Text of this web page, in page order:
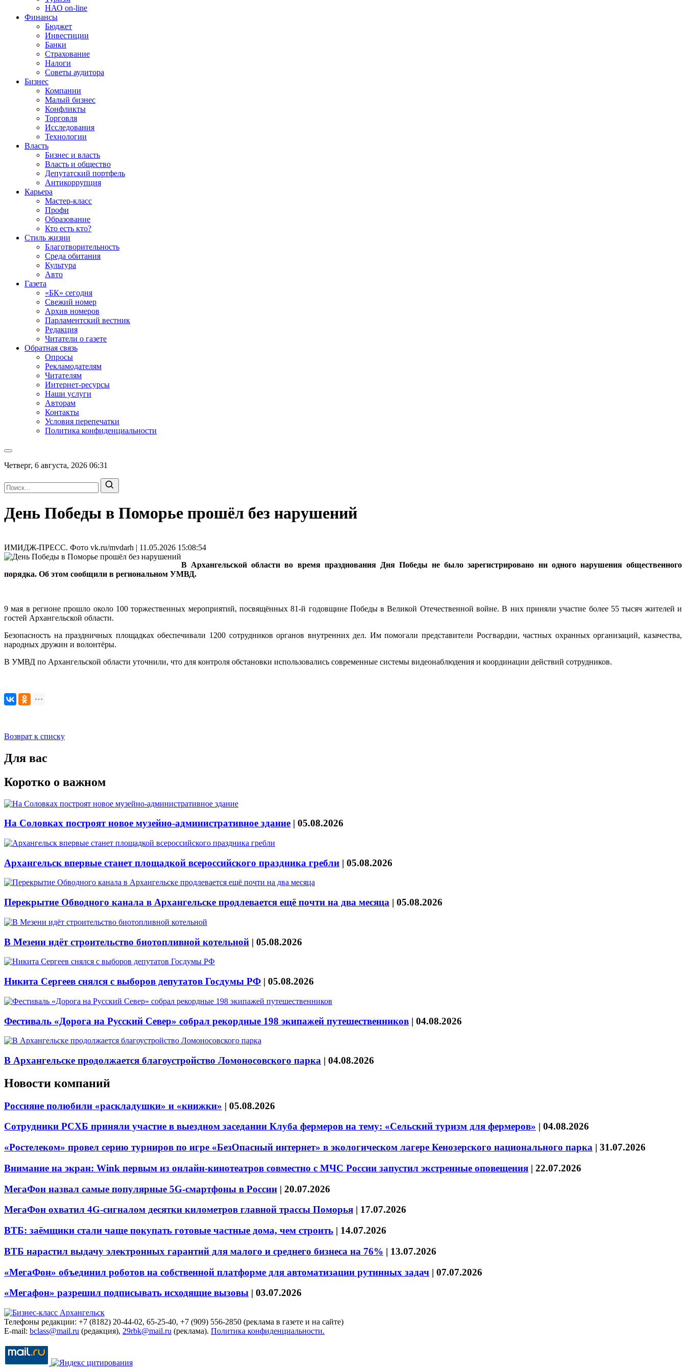
НАО on-line
Финансы
Бюджет
Инвестиции
Банки
Страхование
Налоги
Советы аудитора
Бизнес
Компании
Малый бизнес
Конфликты
Торговля
Исследования
Технологии
Власть
Бизнес и власть
Власть и общество
Депутатский портфель
Антикоррупция
Карьера
Мастер-класс
Профи
Образование
Кто есть кто?
Стиль жизни
Благотворительность
Среда обитания
Культура
Авто
Газета
«БК» сегодня
Свежий номер
Архив номеров
Парламентский вестник
Редакция
Читатели о газете
Обратная связь
Опросы
Рекламодателям
Читателям
Интернет-ресурсы
Наши услуги
Авторам
Контакты
Условия перепечатки
Политика конфиденциальности
Четверг, 6 августа, 2026 06:31
День Победы в Поморье прошёл без нарушений
ИМИДЖ-ПРЕСС. Фото vk.ru/mvdarh | 11.05.2026 15:08:54
В Архангельской области во время празднования Дня Победы не было зарегистрировано ни одного нарушения общественного
порядка. Об этом сообщили в региональном УМВД.
9 мая в регионе прошло около 100 торжественных мероприятий, посвящённых 81-й годовщине Победы в Великой Отечественной войне. В них приняли участие более 55 тысяч жителей и
гостей Архангельской области.
Безопасность на праздничных площадках обеспечивали 1200 сотрудников органов внутренних дел. Им помогали представители Росгвардии, частных охранных организаций, казачества,
народных дружин и волонтёры.
В УМВД по Архангельской области уточнили, что для контроля обстановки использовались современные системы видеонаблюдения и координации действий сотрудников.
Возврат к списку
Для вас
Коротко о важном
На Соловках построят новое музейно-административное здание | 05.08.2026
Архангельск впервые станет площадкой всероссийского праздника гребли | 05.08.2026
Перекрытие Обводного канала в Архангельске продлевается ещё почти на два месяца | 05.08.2026
В Мезени идёт строительство биотопливной котельной | 05.08.2026
Никита Сергеев снялся с выборов депутатов Госдумы РФ | 05.08.2026
Фестиваль «Дорога на Русский Север» собрал рекордные 198 экипажей путешественников | 04.08.2026
В Архангельске продолжается благоустройство Ломоносовского парка | 04.08.2026
Новости компаний
Россияне полюбили «раскладушки» и «книжки» | 05.08.2026
Сотрудники РСХБ приняли участие в выездном заседании Клуба фермеров на тему: «Сельский туризм для фермеров» | 04.08.2026
«Ростелеком» провел серию турниров по игре «БезОпасный интернет» в экологическом лагере Кенозерского национального парка | 31.07.2026
Внимание на экран: Wink первым из онлайн-кинотеатров совместно с МЧС России запустил экстренные оповещения | 22.07.2026
МегаФон назвал самые популярные 5G-смартфоны в России | 20.07.2026
МегаФон охватил 4G-сигналом десятки километров главной трассы Поморья | 17.07.2026
ВТБ: заёмщики стали чаще покупать готовые частные дома, чем строить | 14.07.2026
ВТБ нарастил выдачу электронных гарантий для малого и среднего бизнеса на 76% | 13.07.2026
«МегаФон» объединил роботов на собственной платформе для автоматизации рутинных задач | 07.07.2026
«Мегафон» разрешил подписывать исходящие вызовы | 03.07.2026
Телефоны редакции: +7 (8182) 20-44-02, 65-25-40, +7 (909) 556-2850 (реклама в газете и на сайте)
E-mail: bclass@mail.ru (редакция), 29rbk@mail.ru (реклама). Политика конфиденциальности.